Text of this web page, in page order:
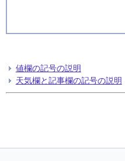
値欄の記号の説明
天気欄と記事欄の記号の説明